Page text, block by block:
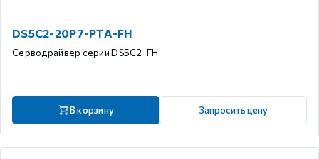
DS5C2-20P7-PTA-FH
Серводрайвер серии DS5C2-FH
В корзину Запросить цену